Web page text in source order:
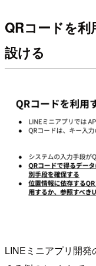
QRコードを利
設ける
LINEミニアプリ開